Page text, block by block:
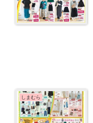
しまむら